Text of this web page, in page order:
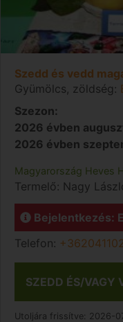
Szedd és vedd
Gyümölcs, zöldség:
Szezon:
2026 évben
2026 évben
Magyarország Heves
Termelő: Nagy
Bejelentkezés:
Telefon:
SZEDD ÉS/VAGY
Utoljára frissítve: 2026-